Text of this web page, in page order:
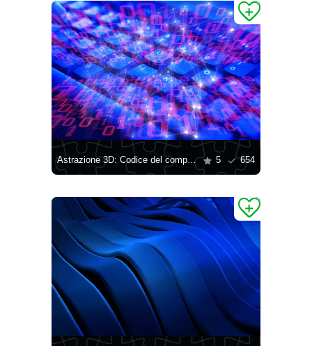
Astrazione 3D: Codice del computer 5 654